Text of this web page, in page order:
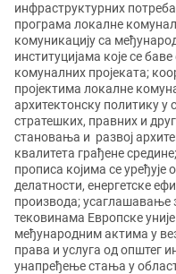
инфраструктурних
програма локалне
комуникацију са
институцијама које се
комуналних пројеката;
пројектима локалне
архитектонску политику
стратешких, правних и
становања и развој
квалитета грађене
прописа којима се
делатности, енергетскe
производа; усаглашавање
тековинама Европске
међународним актима у
права и услуга од општег
унапређење стања у